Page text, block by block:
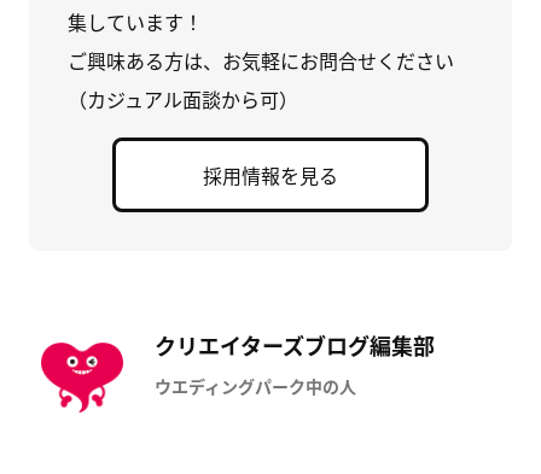
集しています！
ご興味ある方は、お気軽にお問合せください
（カジュアル面談から可）
採用情報を見る
クリエイターズブログ編集部
ウエディングパーク中の人